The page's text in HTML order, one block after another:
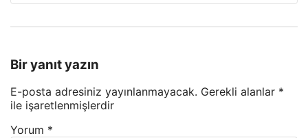
Bir yanıt yazın
E-posta adresiniz yayınlanmayacak. Gerekli alanlar *
ile işaretlenmişlerdir
Yorum *